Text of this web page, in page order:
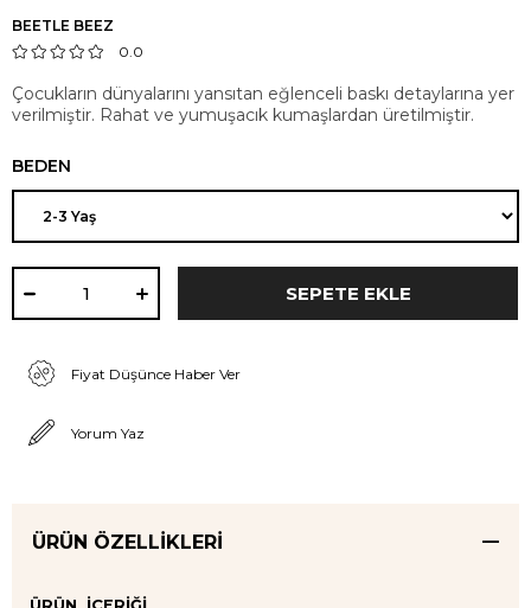
BEETLE BEEZ
0.0
Çocukların dünyalarını yansıtan eğlenceli baskı detaylarına yer
verilmiştir. Rahat ve yumuşacık kumaşlardan üretilmiştir.
BEDEN
Fiyat Düşünce Haber Ver
Yorum Yaz
ÜRÜN ÖZELLIKLERI